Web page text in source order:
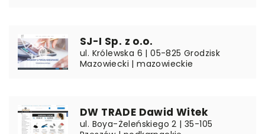
SJ-I Sp. z o.o.
ul. Królewska 6 | 05-825 Grodzisk
Mazowiecki | mazowieckie
DW TRADE Dawid Witek
ul. Boya-Żeleńskiego 2 | 35-105